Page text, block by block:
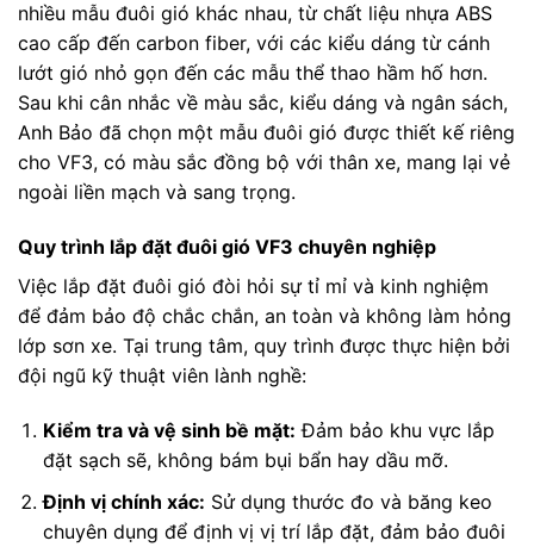
nhiều mẫu đuôi gió khác nhau, từ chất liệu nhựa ABS
cao cấp đến carbon fiber, với các kiểu dáng từ cánh
lướt gió nhỏ gọn đến các mẫu thể thao hầm hố hơn.
Sau khi cân nhắc về màu sắc, kiểu dáng và ngân sách,
Anh Bảo đã chọn một mẫu đuôi gió được thiết kế riêng
cho VF3, có màu sắc đồng bộ với thân xe, mang lại vẻ
ngoài liền mạch và sang trọng.
Quy trình lắp đặt đuôi gió VF3 chuyên nghiệp
Việc lắp đặt đuôi gió đòi hỏi sự tỉ mỉ và kinh nghiệm
để đảm bảo độ chắc chắn, an toàn và không làm hỏng
lớp sơn xe. Tại trung tâm, quy trình được thực hiện bởi
đội ngũ kỹ thuật viên lành nghề:
Kiểm tra và vệ sinh bề mặt: Đảm bảo khu vực lắp
đặt sạch sẽ, không bám bụi bẩn hay dầu mỡ.
Định vị chính xác: Sử dụng thước đo và băng keo
chuyên dụng để định vị vị trí lắp đặt, đảm bảo đuôi